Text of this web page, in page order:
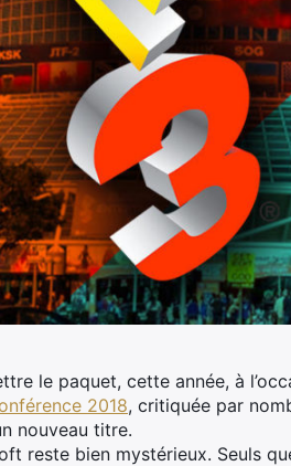
le paquet, cette année, à
2018, critiquée par
nouveau titre.
reste bien mystérieux. Seuls